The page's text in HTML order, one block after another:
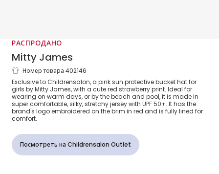
РАСПРОДАНО
Mitty James
Розовая панама в клубничку для девочек
(UPF50+)
Номер товара 402146
Exclusive to Childrensalon, a pink sun protective bucket hat for
girls by Mitty James, with a cute red strawberry print. Ideal for
wearing on warm days, or by the beach and pool, it is made in
super comfortable, silky, stretchy jersey with UPF 50+. It has the
brand's logo embroidered on the brim in red and is fully lined for
comfort.
Посмотреть на Childrensalon Outlet